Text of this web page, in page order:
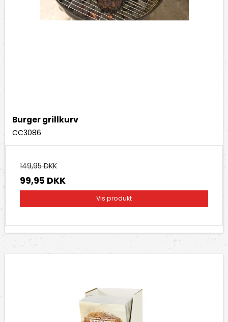
Burger grillkurv
CC3086
149,95 DKK
99,95 DKK
Vis produkt